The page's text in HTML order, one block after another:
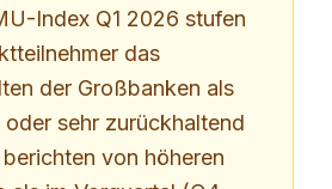
Index Q1 2026 stufen
das
der Großbanken als
sehr zurückhaltend
von höheren